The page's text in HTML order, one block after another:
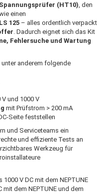
(HT10) , den
einen
125 – alles ordentlich verpackt
. Dadurch eignet sich das Kit
Fehlersuche und Wartung
unter anderem folgende
V und 1000 V
mit Prüfstrom > 200 mA
Seite feststellen
und Serviceteams ein
und effiziente Tests an
Werkzeug für
V DC mit dem NEPTUNE
dem NEPTUNE und dem